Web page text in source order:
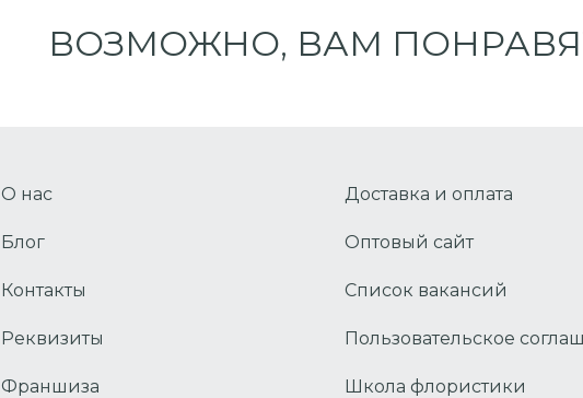
ВОЗМОЖНО, ВАМ
О нас
Блог
Контакты
Реквизиты
Франшиза
Доставка и оплата
Оптовый сайт
Список вакансий
Пользовательское
Школа флористики